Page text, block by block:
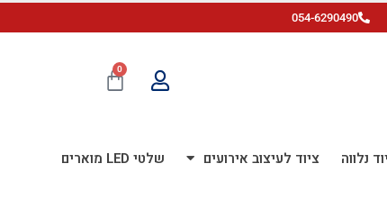
054-6290490
0
נלווה ציוד לעיצוב אירועים שלטי LED מוארים